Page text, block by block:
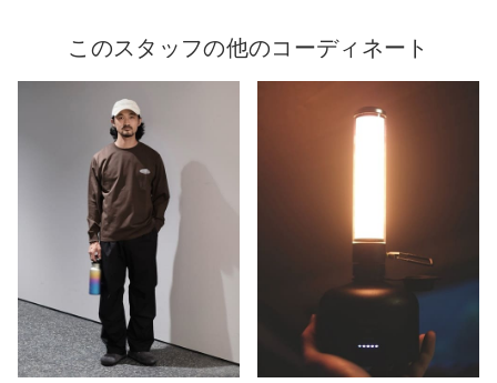
このスタッフの他のコーディネート